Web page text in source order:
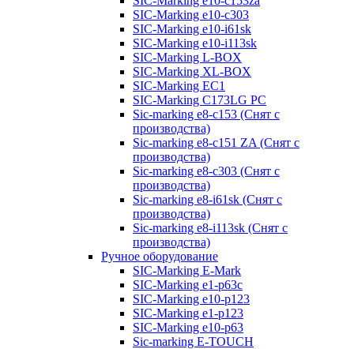
SIC-Marking e10-c303
SIC-Marking e10-i61sk
SIC-Marking e10-i113sk
SIC-Marking L-BOX
SIC-Marking XL-BOX
SIC-Marking EC1
SIC-Marking C173LG PC
Sic-marking e8-c153 (Снят с
производства)
Sic-marking e8-c151 ZA (Снят с
производства)
Sic-marking e8-c303 (Снят с
производства)
Sic-marking e8-i61sk (Снят с
производства)
Sic-marking e8-i113sk (Снят с
производства)
Ручное оборудование
SIC-Marking E-Mark
SIC-Marking e1-p63с
SIC-Marking e10-p123
SIC-Marking e1-p123
SIC-Marking e10-p63
Sic-marking E-TOUCH